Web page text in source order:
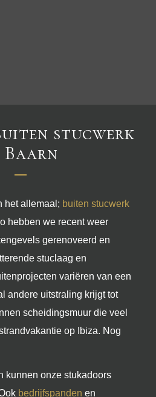
stucwerk
het allemaal; buiten stucwerk
hebben we recent weer
gerenoveerd en
stuclaag en
variëren van een
andere uitstraling krijgt tot
scheidingsmuur die veel
op Ibiza. Nog
kunnen onze stukadoors
bedrijfspanden en